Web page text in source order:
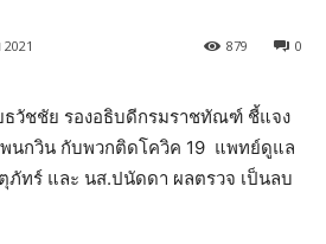
0
879
วัชชัย รองอธิบดีกรมราชทัณฑ์ ชี้แจง
พนกวิน กับพวกติดโควิค 19 แพทย์ดูแล
ทร์ และ นส.ปนัดดา ผลตรวจ เป็นลบ